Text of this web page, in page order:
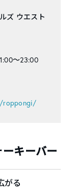
ズ ウエスト
～23:00
roppongi/
キーバー
がる